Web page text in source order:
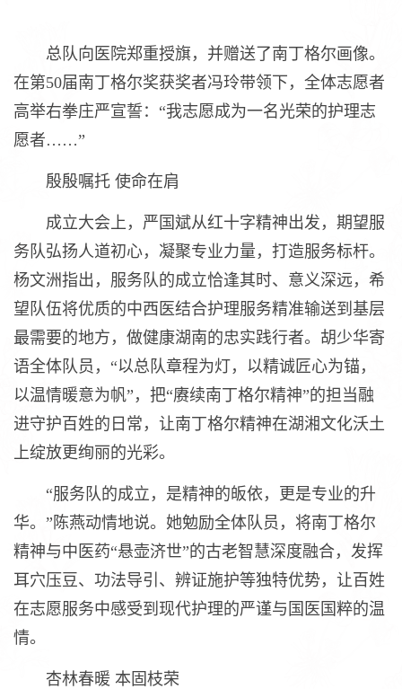
总队向医院郑重授旗，并赠送了南丁格尔画像。
在第50届南丁格尔奖获奖者冯玲带领下，全体志愿者
高举右拳庄严宣誓：“我志愿成为一名光荣的护理志
愿者……”
殷殷嘱托 使命在肩
成立大会上，严国斌从红十字精神出发，期望服
务队弘扬人道初心，凝聚专业力量，打造服务标杆。
杨文洲指出，服务队的成立恰逢其时、意义深远，希
望队伍将优质的中西医结合护理服务精准输送到基层
最需要的地方，做健康湖南的忠实践行者。胡少华寄
语全体队员，“以总队章程为灯，以精诚匠心为锚，
以温情暖意为帆”，把“赓续南丁格尔精神”的担当融
进守护百姓的日常，让南丁格尔精神在湖湘文化沃土
上绽放更绚丽的光彩。
“服务队的成立，是精神的皈依，更是专业的升
华。”陈燕动情地说。她勉励全体队员，将南丁格尔
精神与中医药“悬壶济世”的古老智慧深度融合，发挥
耳穴压豆、功法导引、辨证施护等独特优势，让百姓
在志愿服务中感受到现代护理的严谨与国医国粹的温
情。
杏林春暖 本固枝荣